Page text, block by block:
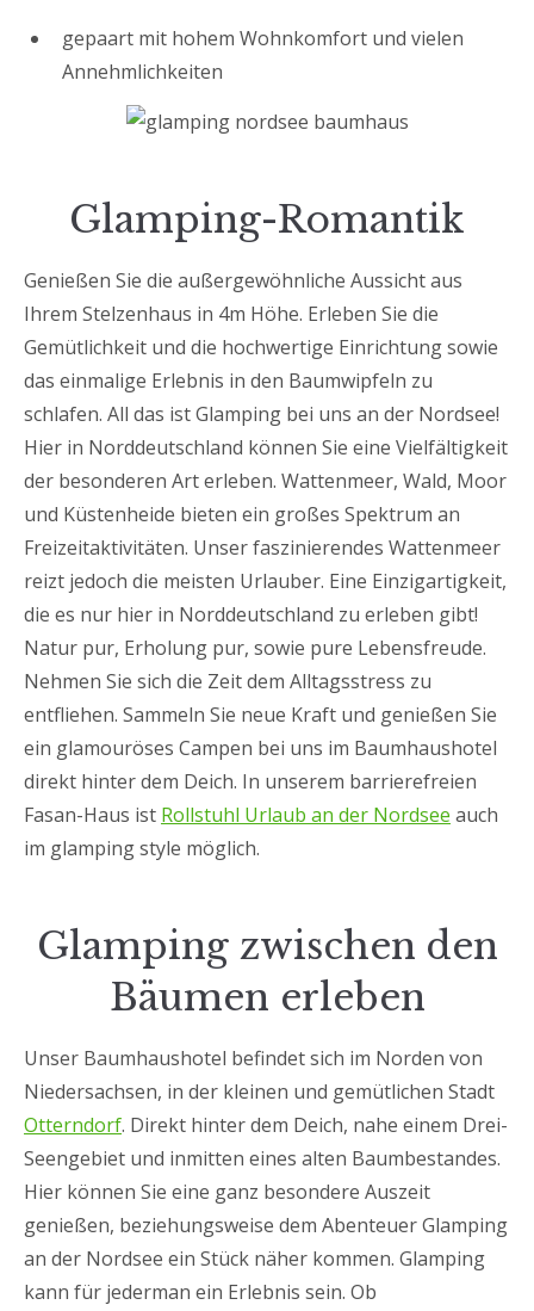
gepaart mit hohem Wohnkomfort und vielen
Annehmlichkeiten
Glamping-Romantik
Genießen Sie die außergewöhnliche Aussicht aus
Ihrem Stelzenhaus in 4m Höhe. Erleben Sie die
Gemütlichkeit und die hochwertige Einrichtung sowie
das einmalige Erlebnis in den Baumwipfeln zu
schlafen. All das ist Glamping bei uns an der Nordsee!
Hier in Norddeutschland können Sie eine Vielfältigkeit
der besonderen Art erleben. Wattenmeer, Wald, Moor
und Küstenheide bieten ein großes Spektrum an
Freizeitaktivitäten. Unser faszinierendes Wattenmeer
reizt jedoch die meisten Urlauber. Eine Einzigartigkeit,
die es nur hier in Norddeutschland zu erleben gibt!
Natur pur, Erholung pur, sowie pure Lebensfreude.
Nehmen Sie sich die Zeit dem Alltagsstress zu
entfliehen. Sammeln Sie neue Kraft und genießen Sie
ein glamouröses Campen bei uns im Baumhaushotel
direkt hinter dem Deich. In unserem barrierefreien
Fasan-Haus ist Rollstuhl Urlaub an der Nordsee auch
im glamping style möglich.
Glamping zwischen den
Bäumen erleben
Unser Baumhaushotel befindet sich im Norden von
Niedersachsen, in der kleinen und gemütlichen Stadt
Otterndorf. Direkt hinter dem Deich, nahe einem Drei-
Seengebiet und inmitten eines alten Baumbestandes.
Hier können Sie eine ganz besondere Auszeit
genießen, beziehungsweise dem Abenteuer Glamping
an der Nordsee ein Stück näher kommen. Glamping
kann für jederman ein Erlebnis sein. Ob